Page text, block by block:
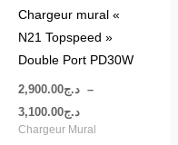
Chargeur mural «
N21 Topspeed »
Double Port PD30W
د.ج2,900.00
–
د.ج3,100.00
Chargeur Mural
peuvent
être
choisies